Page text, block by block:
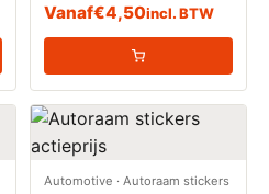
Vanaf€4,50incl. BTW
Automotive · Autoraam stickers